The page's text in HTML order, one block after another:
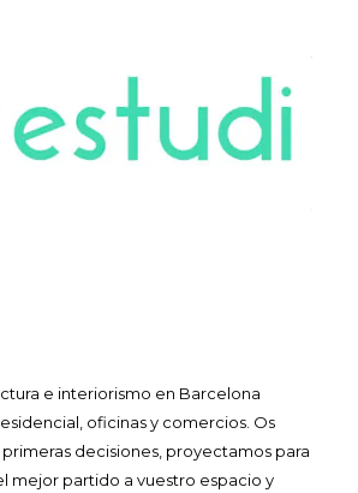
e interiorismo en Barcelona
oficinas y comercios. Os
primeras decisiones, proyectamos para
mejor partido a vuestro espacio y